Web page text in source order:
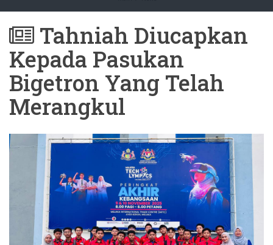
Tahniah Diucapkan
Kepada Pasukan
Bigetron Yang Telah
Merangkul